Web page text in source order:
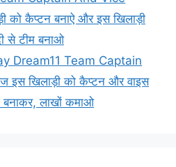
कैप्टन बनाऐ और इस खिलाड़ी
से टीम बनाओ
Dream11 Team Captain
खिलाड़ी को कैप्टन और वाइस
लाखों कमाओ